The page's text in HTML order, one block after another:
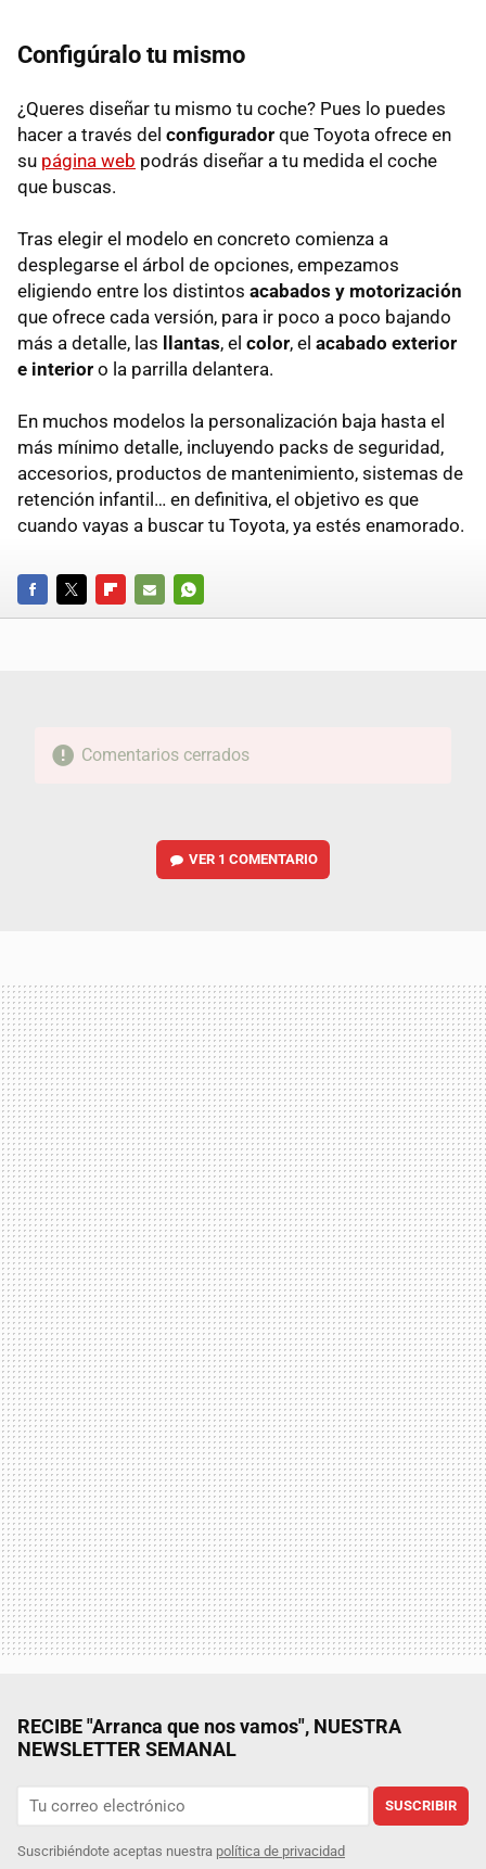
Configúralo tu mismo
¿Queres diseñar tu mismo tu coche? Pues lo puedes
hacer a través del configurador que Toyota ofrece en
su página web podrás diseñar a tu medida el coche
que buscas.
Tras elegir el modelo en concreto comienza a
desplegarse el árbol de opciones, empezamos
eligiendo entre los distintos acabados y motorización
que ofrece cada versión, para ir poco a poco bajando
más a detalle, las llantas, el color, el acabado exterior
e interior o la parrilla delantera.
En muchos modelos la personalización baja hasta el
más mínimo detalle, incluyendo packs de seguridad,
accesorios, productos de mantenimiento, sistemas de
retención infantil… en definitiva, el objetivo es que
cuando vayas a buscar tu Toyota, ya estés enamorado.
FACEBOOKTWITTERFLIPBOARD
E-
WHATSAPP
Comentarios cerrados
VER 1 COMENTARIO
RECIBE "Arranca que nos vamos", NUESTRA
NEWSLETTER SEMANAL
SUSCRIBIR
Suscribiéndote aceptas nuestra política de privacidad